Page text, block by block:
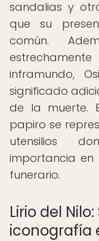
sandalias y
que su
común.
inframundo,
significado
de la muerte.
papiro se
utensilios
importancia
funerario.
Lirio del
iconografía